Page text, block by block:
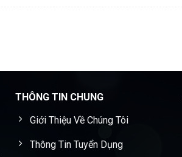
THÔNG TIN CHUNG
Giới Thiệu Về Chúng Tôi
Thông Tin Tuyển Dụng